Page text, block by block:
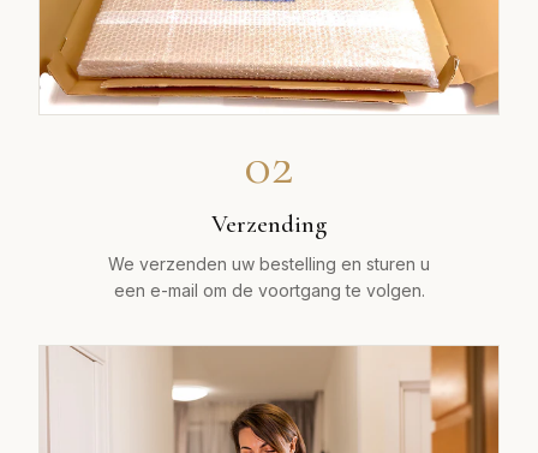
02
Verzending
We verzenden uw bestelling en sturen u
een e-mail om de voortgang te volgen.